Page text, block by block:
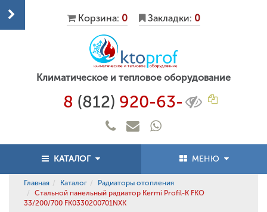
Корзина: 0 Закладки: 0
Климатическое и тепловое оборудование
8 (812) 920-63-
КАТАЛОГ МЕНЮ
Главная Каталог
Радиаторы отопления
Стальной панельный радиатор Kermi Profil-K FKO
33/200/700 FK0330200701NXK